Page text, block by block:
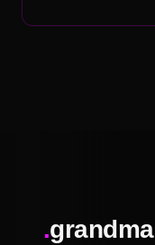
.grandma